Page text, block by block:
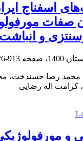
اسفناج
صفات
و
913-926
محمد رضا حسندخت،
کرامت اله رضایی
و